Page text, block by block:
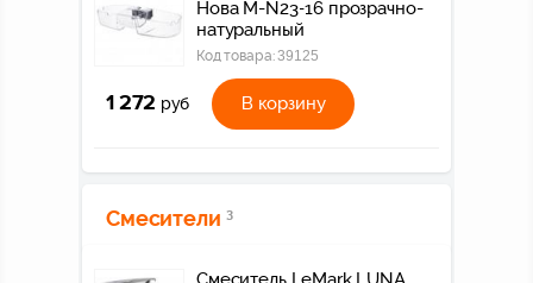
Нова M-N23-16 прозрачно-
натуральный
Код товара:39125
1 272 руб В корзину
Смесители 3